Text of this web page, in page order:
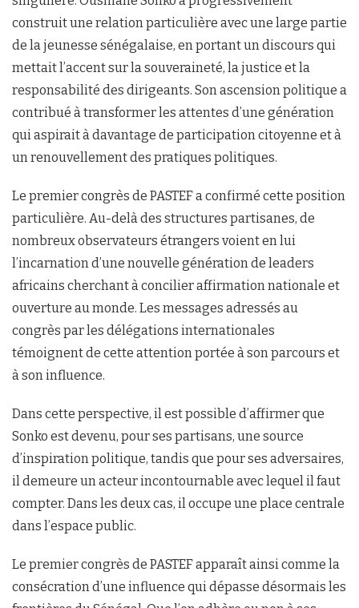
construit une relation particulière avec une large partie
de la jeunesse sénégalaise, en portant un discours qui
mettait l’accent sur la souveraineté, la justice et la
responsabilité des dirigeants. Son ascension politique a
contribué à transformer les attentes d’une génération
qui aspirait à davantage de participation citoyenne et à
un renouvellement des pratiques politiques.
Le premier congrès de PASTEF a confirmé cette position
particulière. Au-delà des structures partisanes, de
nombreux observateurs étrangers voient en lui
l’incarnation d’une nouvelle génération de leaders
africains cherchant à concilier affirmation nationale et
ouverture au monde. Les messages adressés au
congrès par les délégations internationales
témoignent de cette attention portée à son parcours et
à son influence.
Dans cette perspective, il est possible d’affirmer que
Sonko est devenu, pour ses partisans, une source
d’inspiration politique, tandis que pour ses adversaires,
il demeure un acteur incontournable avec lequel il faut
compter. Dans les deux cas, il occupe une place centrale
dans l’espace public.
Le premier congrès de PASTEF apparaît ainsi comme la
consécration d’une influence qui dépasse désormais les